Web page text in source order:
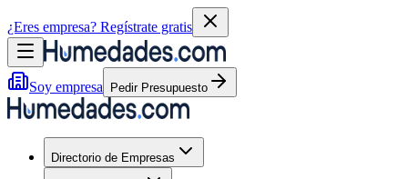
¿Eres empresa? Regístrate gratis
Soy empresa Pedir Presupuesto
Directorio de Empresas